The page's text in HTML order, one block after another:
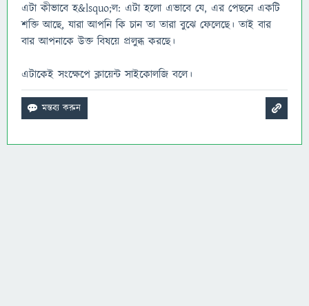
এটা কীভাবে হ&lsquo;ল: এটা হলো এভাবে যে, এর পেছনে একটি
শক্তি আছে, যারা আপনি কি চান তা তারা বুঝে ফেলেছে। তাই বার
বার আপনাকে উক্ত বিষয়ে প্রলুব্ধ করছে।
এটাকেই সংক্ষেপে ক্লায়েন্ট সাইকোলজি বলে।